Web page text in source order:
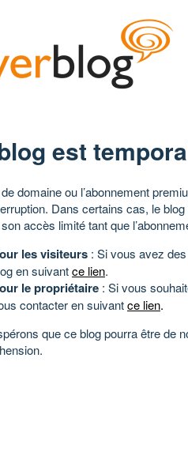
est
domaine ou l’abonnement
Dans certains cas, le
accès limité tant que
les visiteurs : Si vous avez
en suivantce lien.
le propriétaire : Si vous
contacter en suivantce lien.
que ce blog pourra être de